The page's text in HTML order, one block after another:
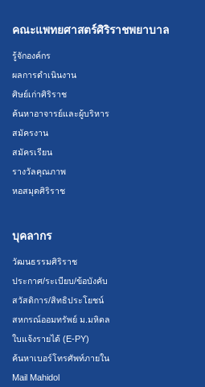
คณะแพทยศาสตร์ศิริราชพยาบาล
รู้จักองค์กร
ผลการดำเนินงาน
ศิษย์เก่าศิริราช
ค้นหาอาจารย์และผู้บริหาร
สมัครงาน
สมัครเรียน
รางวัลคุณภาพ
หอสมุดศิริราช
บุคลากร
วัฒนธรรมศิริราช
ประกาศ/ระเบียบ/ข้อบังคับ
สวัสดิการ/สิทธิประโยชน์
สหกรณ์ออมทรัพย์ ม.มหิดล
ใบแจ้งรายได้ (E-PY)
ค้นหาเบอร์โทรศัพท์ภายใน
Mail Mahidol